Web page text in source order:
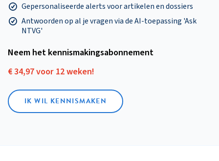
Gepersonaliseerde alerts voor artikelen en dossiers
Antwoorden op al je vragen via de AI-toepassing 'Ask
NTVG'
Neem het kennismakings­abonnement
€ 34,97 voor 12 weken!
IK WIL KENNISMAKEN